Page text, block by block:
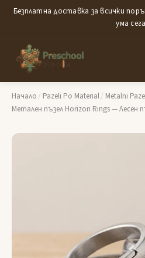
Безплатна доставка за всички
ума сега
Начало / Pazeli Po Material/ Metalni
Метален пъзел Horizon Rings — Лесен